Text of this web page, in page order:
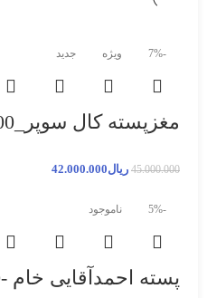
-7% ویژه جدید
مغزپسته کال سوپر_1000گرم
45.000.000 ریال42.000.000
-5% ناموجود
پسته احمدآقایی خام -30-32